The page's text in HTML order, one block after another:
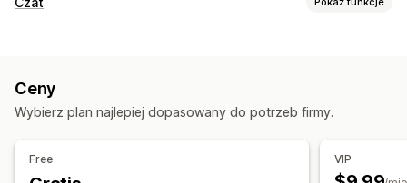
Opcje wyświetlania
Automatyczne odpowiedzi
Ceny
Wybierz plan najlepiej dopasowany do potrzeb firmy.
Free VIP